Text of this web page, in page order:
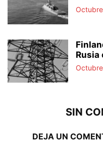
Octubre
Rusia
Octubre
SIN
DEJA UN